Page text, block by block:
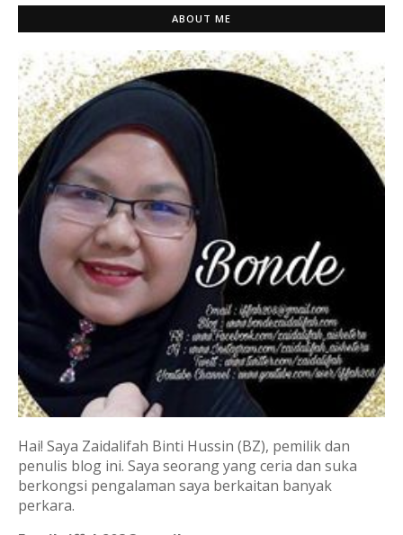
ABOUT ME
Hai! Saya Zaidalifah Binti Hussin (BZ), pemilik dan
penulis blog ini. Saya seorang yang ceria dan suka
berkongsi pengalaman saya berkaitan banyak
perkara.